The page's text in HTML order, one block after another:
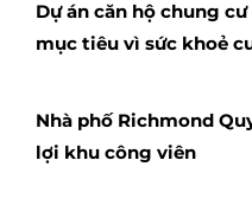
Dự án căn hộ chung
mục tiêu vì sức khoẻ
Nhà phố Richmond
lợi khu công viên